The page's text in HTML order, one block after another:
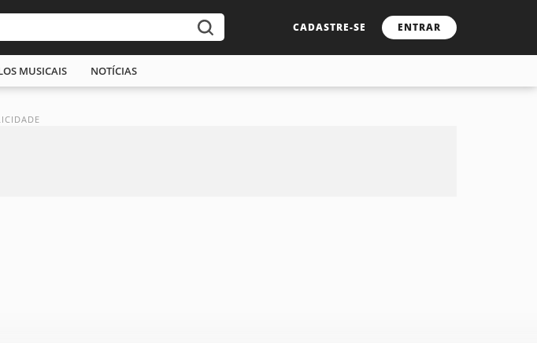
CADASTRE-SE ENTRAR
MUSICAIS NOTÍCIAS